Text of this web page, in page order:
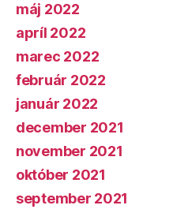
máj 2022
apríl 2022
marec 2022
február 2022
január 2022
december 2021
november 2021
október 2021
september 2021